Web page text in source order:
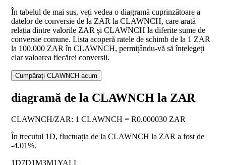
În tabelul de mai sus, veți vedea o diagramă cuprinzătoare a
datelor de conversie de la ZAR la CLAWNCH, care arată
relația dintre valorile ZAR și CLAWNCH la diferite sume de
conversie comune. Lista acoperă ratele de schimb de la 1 ZAR
la 100.000 ZAR în CLAWNCH, permițându-vă să înțelegeți
clar valoarea fiecărei conversii.
Cumpărați CLAWNCH acum
diagramă de la CLAWNCH la ZAR
CLAWNCH/ZAR: 1 CLAWNCH = R0.000030 ZAR
În trecutul 1D, fluctuația de la CLAWNCH la ZAR a fost de
-4.01%.
1D7D1M3M1YALL